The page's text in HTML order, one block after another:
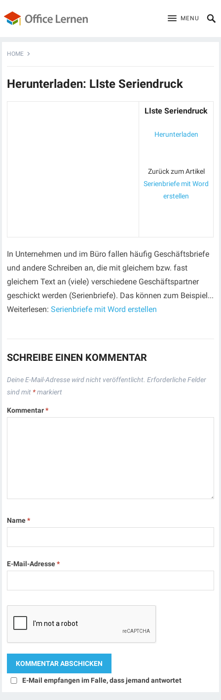
MENU
HOME
Herunterladen: LIste Seriendruck
LIste Seriendruck
Herunterladen
Zurück zum Artikel
Serienbriefe mit Word
erstellen
In Unternehmen und im Büro fallen häufig Geschäftsbriefe
und andere Schreiben an, die mit gleichem bzw. fast
gleichem Text an (viele) verschiedene Geschäftspartner
geschickt werden (Serienbriefe). Das können zum Beispiel...
Weiterlesen:Serienbriefe mit Word erstellen
SCHREIBE EINEN KOMMENTAR
Deine E-Mail-Adresse wird nicht veröffentlicht. Erforderliche Felder
sind mit *markiert
Kommentar*
Name*
E-Mail-Adresse*
E-Mail empfangen im Falle, dass jemand antwortet